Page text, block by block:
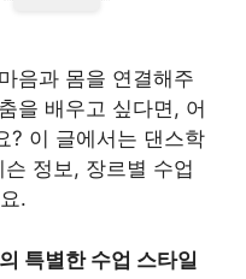
음과 몸을 연결해주
을 배우고 싶다면, 어
? 이 글에서는 댄스학
정보, 장르별 수업
.
특별한 수업 스타일